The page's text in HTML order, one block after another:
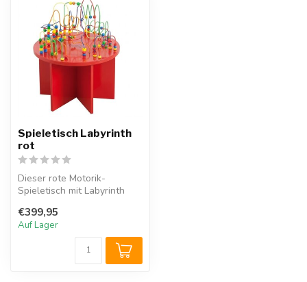
Spieletisch Labyrinth
rot
Dieser rote Motorik-
Spieletisch mit Labyrinth
öffentli...
€399,95
Auf Lager